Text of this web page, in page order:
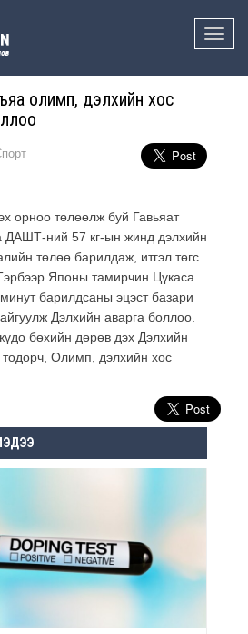
Toggle
олимп, дэлхийн хос
орноо төлөөлж буй Гавьяат
ний 57 кг-ын жинд дэлхийн
төлөө барилдаж, итгэл төгс
Японы тамирчин Цүкаса
барилдсаны эцэст базари
Дэлхийн аварга боллоо.
бөхийн дөрөв дэх Дэлхийн
Олимп, дэлхийн хос